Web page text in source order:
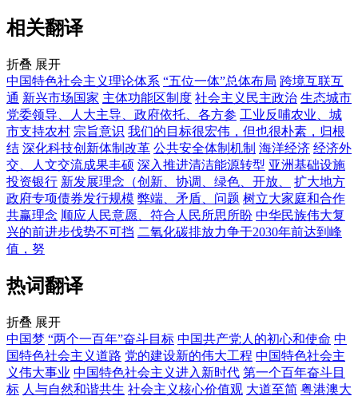
相关翻译
折叠 展开
中国特色社会主义理论体系 “五位一体”总体布局 跨境互联互
通 新兴市场国家 主体功能区制度 社会主义民主政治 生态城市
党委领导、人大主导、政府依托、各方参 工业反哺农业、城
市支持农村 宗旨意识 我们的目标很宏伟，但也很朴素，归根
结 深化科技创新体制改革 公共安全体制机制 海洋经济 经济外
交、人文交流成果丰硕 深入推进清洁能源转型 亚洲基础设施
投资银行 新发展理念（创新、协调、绿色、开放、
扩大地方
政府专项债券发行规模 弊端、矛盾、问题 树立大家庭和合作
共赢理念 顺应人民意愿、符合人民所思所盼 中华民族伟大复
兴的前进步伐势不可挡 二氧化碳排放力争于2030年前达到峰
值，努
热词翻译
折叠 展开
中国梦 “两个一百年”奋斗目标 中国共产党人的初心和使命 中
国特色社会主义道路 党的建设新的伟大工程 中国特色社会主
义伟大事业 中国特色社会主义进入新时代 第一个百年奋斗目
标 人与自然和谐共生 社会主义核心价值观 大道至简 粤港澳大